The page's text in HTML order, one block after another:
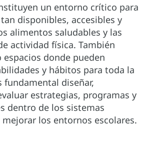
un entorno crítico para
disponibles, accesibles y
alimentos saludables y las
actividad física. También
donde pueden
y hábitos para toda la
fundamental diseñar,
estrategias, programas y
dentro de los sistemas
los entornos escolares.